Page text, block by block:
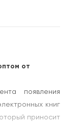
от
появления
книг
приносит